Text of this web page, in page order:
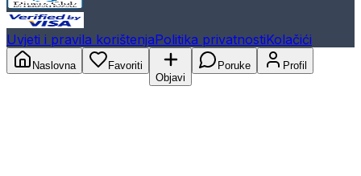
Uvjeti i pravila korištenjaPolitika privatnostiKolačići
Naslovna
Favoriti
Objavi
Poruke Profil